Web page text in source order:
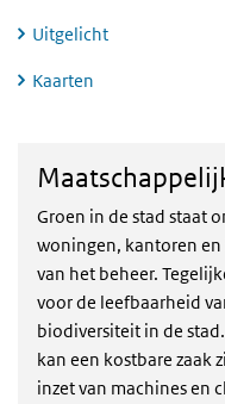
Uitgelicht
Kaarten
Groen in de stad staat
woningen, kantoren
van het beheer.
voor de leefbaarheid
biodiversiteit in de
kan een kostbare zaak
inzet van machines en